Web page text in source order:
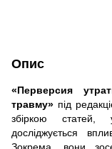
Опис
«Перверсия
травму» під
збіркою статей,
досліджується
Зокрема, вони